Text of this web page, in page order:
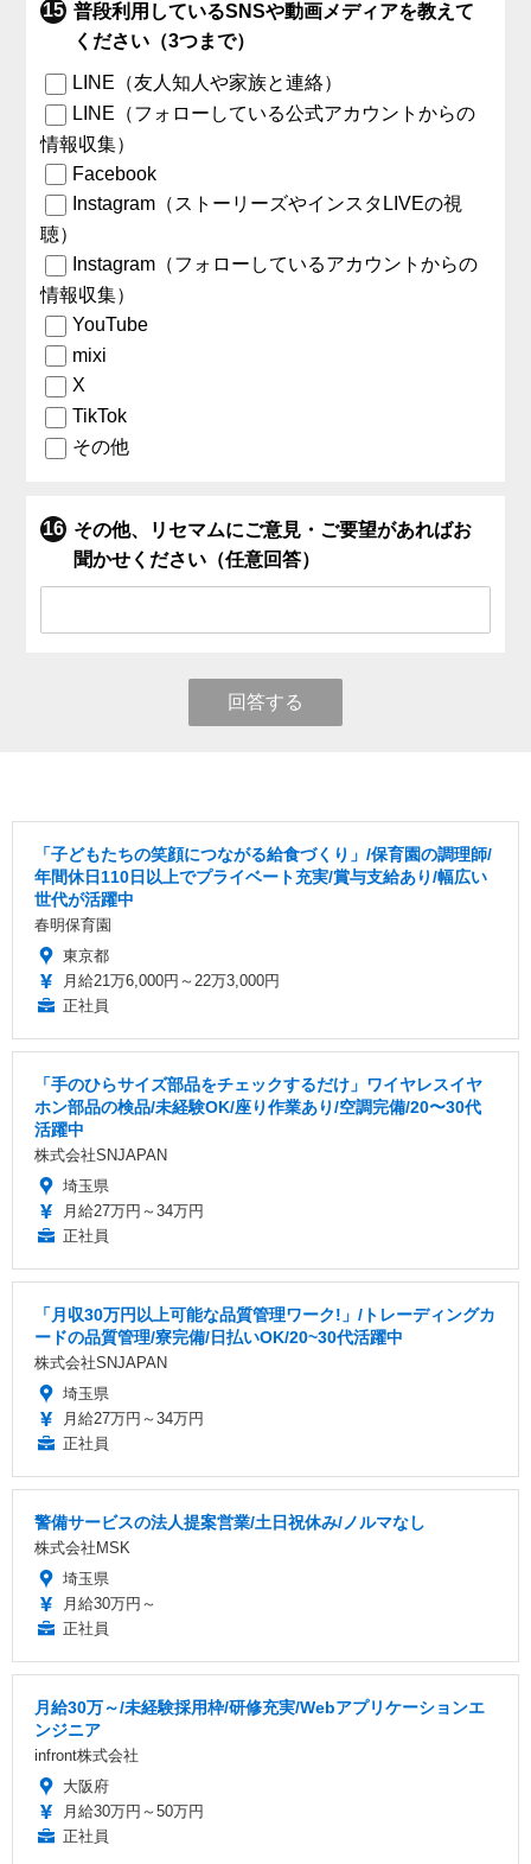
普段利用しているSNSや動画メディアを教えて
ください（3つまで）
LINE（友人知人や家族と連絡）
LINE（フォローしている公式アカウントからの
情報収集）
Facebook
Instagram（ストーリーズやインスタLIVEの視
聴）
Instagram（フォローしているアカウントからの
情報収集）
YouTube
mixi
X
TikTok
その他
その他、リセマムにご意見・ご要望があればお
聞かせください（任意回答）
回答する
「子どもたちの笑顔につながる給食づくり」/保育園の調理師/
年間休日110日以上でプライベート充実/賞与支給あり/幅広い
世代が活躍中
春明保育園
東京都
月給21万6,000円～22万3,000円
正社員
「手のひらサイズ部品をチェックするだけ」ワイヤレスイヤ
ホン部品の検品/未経験OK/座り作業あり/空調完備/20〜30代
活躍中
株式会社SNJAPAN
埼玉県
月給27万円～34万円
正社員
「月収30万円以上可能な品質管理ワーク!」/トレーディングカ
ードの品質管理/寮完備/日払いOK/20~30代活躍中
株式会社SNJAPAN
埼玉県
月給27万円～34万円
正社員
警備サービスの法人提案営業/土日祝休み/ノルマなし
株式会社MSK
埼玉県
月給30万円～
正社員
月給30万～/未経験採用枠/研修充実/Webアプリケーションエ
ンジニア
infront株式会社
大阪府
月給30万円～50万円
正社員